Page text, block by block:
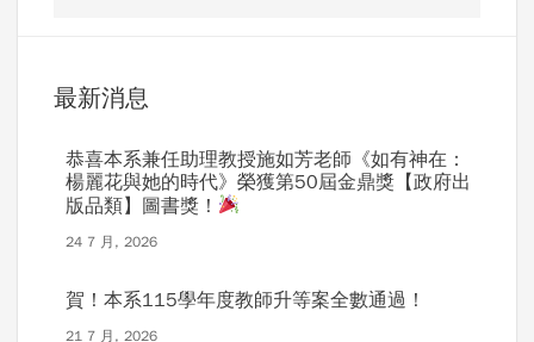
最新消息
恭喜本系兼任助理教授施如芳老師《如有神在：
楊麗花與她的時代》榮獲第50屆金鼎獎【政府出
版品類】圖書獎！
24 7 月, 2026
賀！本系115學年度教師升等案全數通過！
21 7 月, 2026